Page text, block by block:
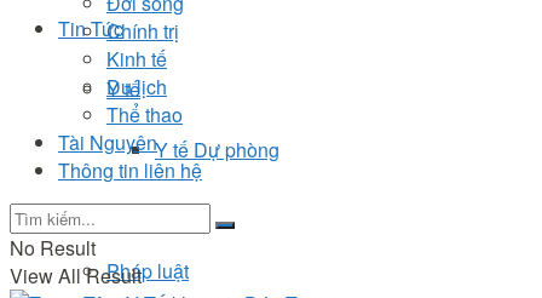
Tin Tức
Y tế
Y tế Dự phòng
Xã hội
Pháp luật
Chính trị
Kinh tế
Du lịch
Thể thao
Tài Nguyên
Thông tin liên hệ
No Result
View All Result